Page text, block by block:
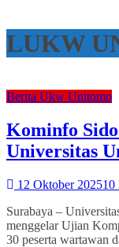
LUKW
Berita Ukw Unitomo
Kominfo
Universitas
12 Oktober 202510
Surabaya –
menggelar Ujian
30 peserta wartawan